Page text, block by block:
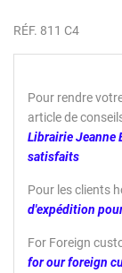
RÉF. 811 C4
Pour rendre
article de
Librairie Jeanne
satisfaits
Pour les clients
d'expédition
For Foreign
for our foreign